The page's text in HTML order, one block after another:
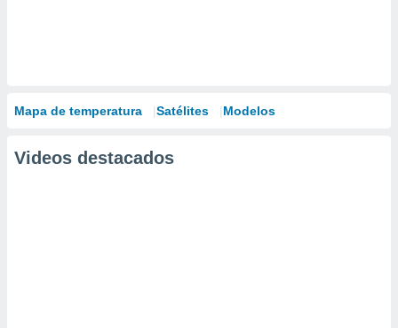
Mapa de temperatura Satélites Modelos
Videos destacados